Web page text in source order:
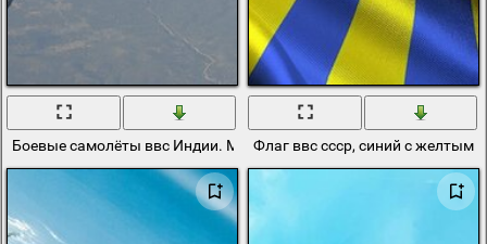
Боевые самолёты ввс Индии. Модель су-30 мкиФлаг ввс ссср, синий с желтым